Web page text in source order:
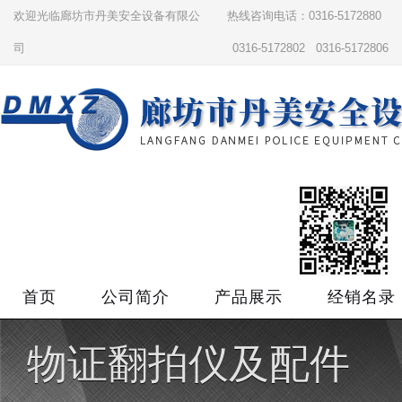
欢迎光临廊坊市丹美安全设备有限公
司
热线咨询电话：0316-5172880
0316-5172802 0316-5172806
首页 公司简介 产品展示 经销名录
物证翻拍仪及配件